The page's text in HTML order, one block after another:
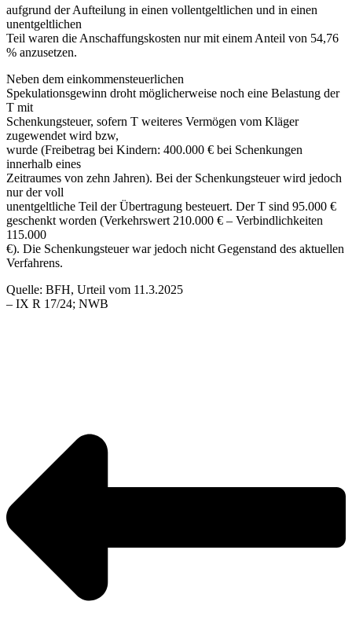
aufgrund der Aufteilung in einen vollentgeltlichen und in einen
unentgeltlichen
Teil waren die Anschaffungskosten nur mit einem Anteil von 54,76
% anzusetzen.
Neben dem einkommensteuerlichen
Spekulationsgewinn droht möglicherweise noch eine Belastung der
T mit
Schenkungsteuer, sofern T weiteres Vermögen vom Kläger
zugewendet wird bzw,
wurde (Freibetrag bei Kindern: 400.000 € bei Schenkungen
innerhalb eines
Zeitraumes von zehn Jahren). Bei der Schenkungsteuer wird jedoch
nur der voll
unentgeltliche Teil der Übertragung besteuert. Der T sind 95.000 €
geschenkt worden (Verkehrswert 210.000 € – Verbindlichkeiten
115.000
€). Die Schenkungsteuer war jedoch nicht Gegenstand des aktuellen
Verfahrens.
Quelle: BFH, Urteil vom 11.3.2025
– IX R 17/24; NWB